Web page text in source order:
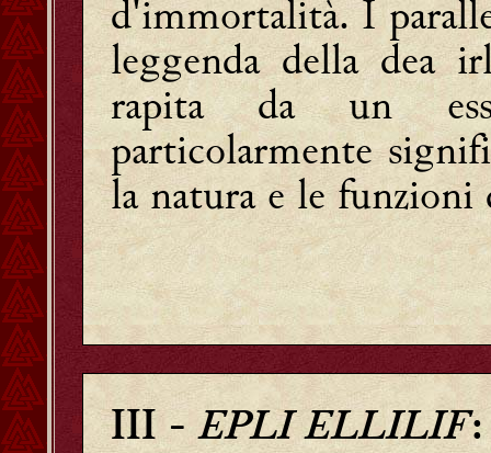
d'immortalità. I
leggenda della dea
rapita da un
particolarmente
la natura e le
III-EPLI ELLILIF: